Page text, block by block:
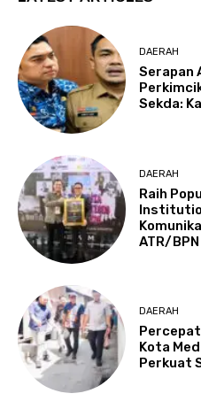
DAERAH
Serapan
Sekda:
DAERAH
Raih
ATR/
DAERAH
Kota
Perkuat